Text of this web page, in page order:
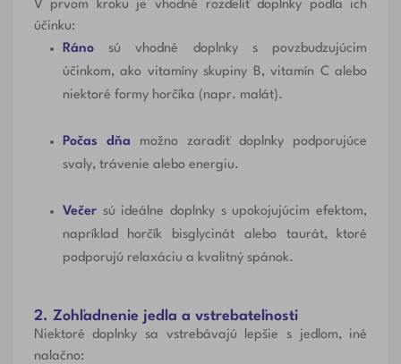
V prvom kroku je vhodné rozdeliť doplnky podľa ich
účinku:
Ránosú vhodné doplnky s povzbudzujúcim
účinkom, ako vitamíny skupiny B, vitamín C alebo
niektoré formy horčíka (napr. malát).
Počas dňa možno zaradiť doplnky podporujúce
svaly, trávenie alebo energiu.
Večersú ideálne doplnky s upokojujúcim efektom,
napríklad horčík bisglycinát alebo taurát, ktoré
podporujú relaxáciu a kvalitný spánok.
2. Zohľadnenie jedla a vstrebateľnosti
Niektoré doplnky sa vstrebávajú lepšie s jedlom, iné
nalačno: